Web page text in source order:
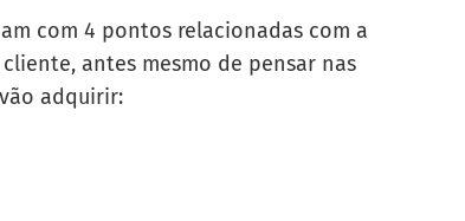
com 4 pontos relacionadas com a
antes mesmo de pensar nas
adquirir: